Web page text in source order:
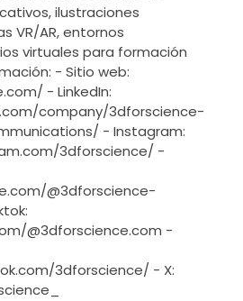
ilustraciones
VR/AR, entornos
virtuales para formación
- Sitio web:
- LinkedIn:
company/3dforscience-
- Instagram:
3dforscience/ -
@3dforscience-
@3dforscience.com -
3dforscience/ - X: